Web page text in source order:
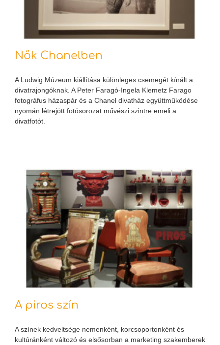
Nők Chanelben
A Ludwig Múzeum kiállítása különleges csemegét kínált a
divatrajongóknak. A Peter Faragó-Ingela Klemetz Farago
fotográfus házaspár és a Chanel divatház együttműködése
nyomán létrejött fotósorozat művészi szintre emeli a
divatfotót.
A piros szín
A színek kedveltsége nemenként, korcsoportonként és
kultúránként változó és elsősorban a marketing szakemberek